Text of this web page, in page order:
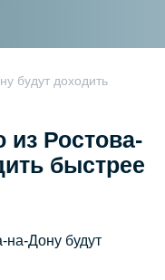
будут доходить
Ростова-
быстрее